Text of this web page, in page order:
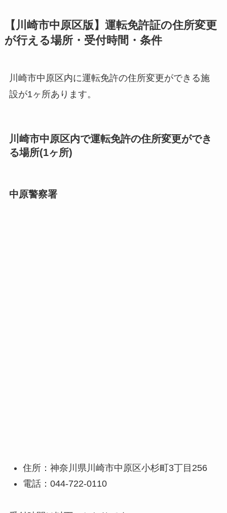
【川崎市中原区版】運転免許証の住所変更
が行える場所・受付時間・条件
川崎市中原区内に運転免許の住所変更ができる施
設が1ヶ所あります。
川崎市中原区内で運転免許の住所変更ができ
る場所(1ヶ所)
中原警察署
住所：神奈川県川崎市中原区小杉町3丁目256
電話：044-722-0110